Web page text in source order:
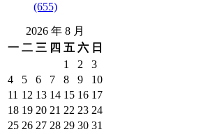
(655)
2026 年 8 月
一 二 三 四 五 六 日
1
2
3
4
5 6 7 8 9
10
11 12 13 14 15 16 17
18 19 20 21 22 23 24
25 26 27 28 29 30 31